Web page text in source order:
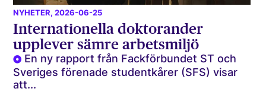
NYHETER, 2026-06-25
Internationella doktorander
upplever sämre arbetsmiljö
En ny rapport från Fackförbundet ST och
Sveriges förenade studentkårer (SFS) visar
att...